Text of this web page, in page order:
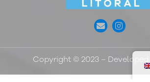
Copyright © 2023 –